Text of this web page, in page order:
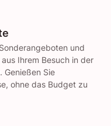
und
Ihrem Besuch in der
Genießen Sie
ohne das Budget zu